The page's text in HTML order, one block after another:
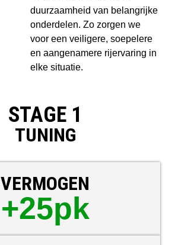
duurzaamheid van belangrijke
onderdelen. Zo zorgen we
voor een veiligere, soepelere
en aangenamere rijervaring in
elke situatie.
STAGE 1
TUNING
VERMOGEN
+25pk